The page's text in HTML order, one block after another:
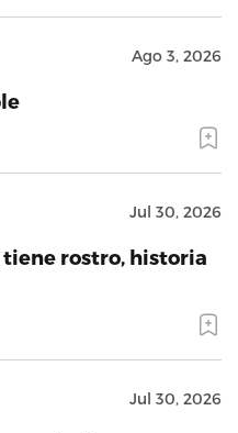
Ago 3, 2026
Jul 30, 2026
rostro, historia
Jul 30, 2026